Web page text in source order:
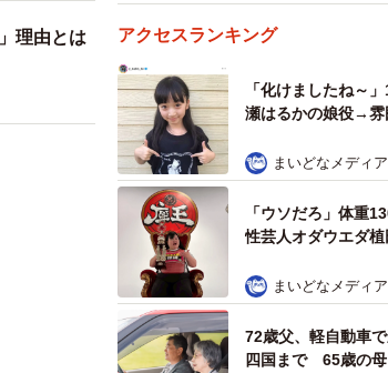
理由とは アクセスランキング
「化けましたね～
瀬はるかの娘役→雰
リの18歳に成長 「
雰囲気が」「宝塚に
う」
まいどなメディア
「ウソだろ」体重
性芸人オダウエダ
時代のほっそり姿
で」 まいどなメディア
72歳父、軽自動車
四国まで 65歳の母